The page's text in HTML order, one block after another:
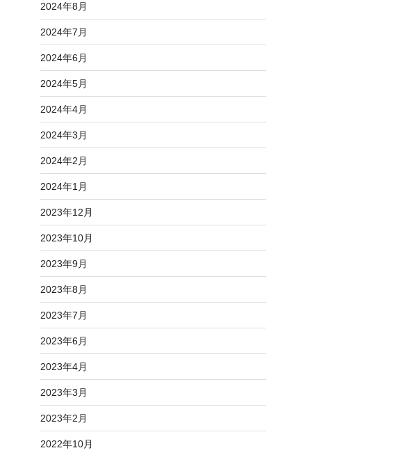
2024年8月
2024年7月
2024年6月
2024年5月
2024年4月
2024年3月
2024年2月
2024年1月
2023年12月
2023年10月
2023年9月
2023年8月
2023年7月
2023年6月
2023年4月
2023年3月
2023年2月
2022年10月